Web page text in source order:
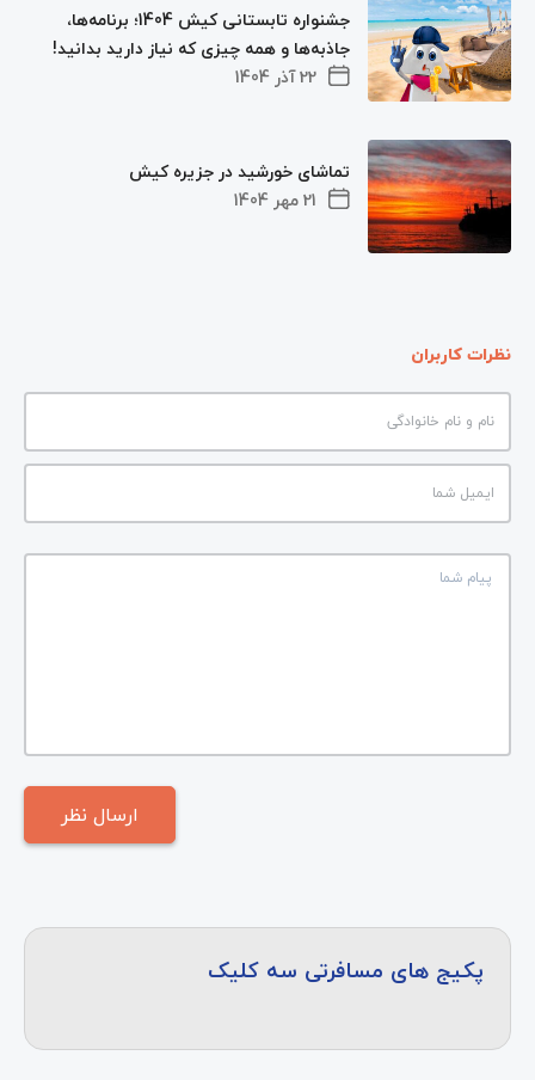
22 آذر 1404
جشنواره تابستانی کیش 1404؛ برنامه‌ها،
جاذبه‌ها و همه چیزی که نیاز دارید بدانید!
21 مهر 1404
تماشای خورشید در جزیره کیش
نظرات کاربران
پکیج های مسافرتی سه کلیک